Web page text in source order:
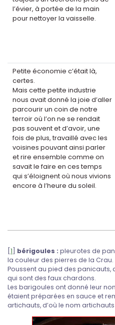
l’évier, à portée de la main
pour nettoyer la vaisselle.
Petite économie c’était là,
certes.
Mais cette petite industrie
nous avait donné la joie d’aller
parcourir un coin de notre
terroir où l’on ne se rendait
pas souvent et d’avoir, une
fois de plus, travaillé avec les
voisines pouvant ainsi parler
et rire ensemble comme on
savait le faire en ces temps
qui s’éloignent où nous vivions
encore à l’heure du soleil.
1 bérigoules : pleurotes de
la couleur des pierres de la Crau.
Poussent au pied des panicauts,
qui sont des faux chardons.
Les barigoules ont donné leur
étaient préparées en sauce et
artichauts, d’où le nom